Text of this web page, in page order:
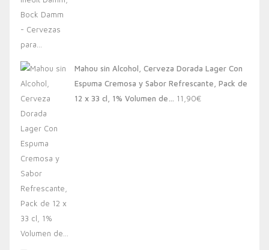
Mahou sin Alcohol, Cerveza Dorada Lager Con
Espuma Cremosa y Sabor Refrescante, Pack de
12 x 33 cl, 1% Volumen de… 11,90€